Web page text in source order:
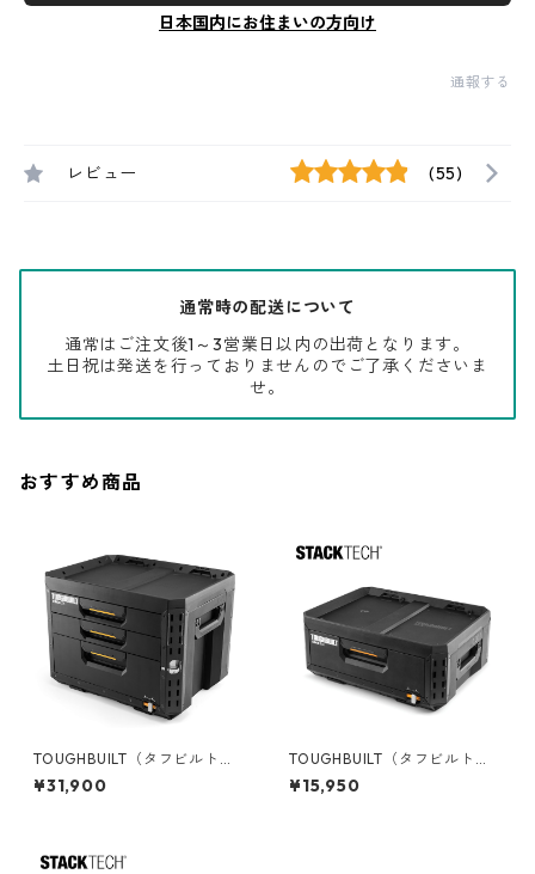
日本国内にお住まいの方向け
通報する
レビュー (55)
通常時の配送について
通常はご注文後1～3営業日以内の出荷となります。
土日祝は発送を行っておりませんのでご了承くださいま
せ。
おすすめ商品
TOUGHBUILT（タフビルト）S
TACK TECH(スタックテック)
3ドロワーボックス（サイドロ
¥31,900
TOUGHBUILT（タフビルト）S
TACK TECH(スタックテック)
１ドロワー収納ボックス TB-B
¥15,950